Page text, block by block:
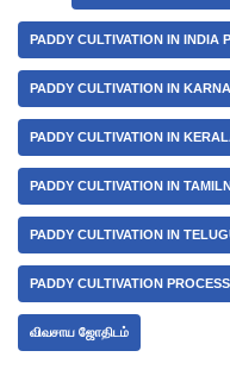
PADDY CULTIVATION IN INDIA
PADDY CULTIVATION IN
PADDY CULTIVATION IN
PADDY CULTIVATION IN
PADDY CULTIVATION IN
PADDY CULTIVATION PROCESS
விவசாய ஜோதிடம்